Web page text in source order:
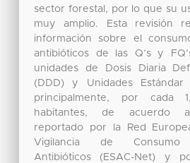
sector forestal, por lo que su
muy amplio. Esta revisión
información sobre el
antibióticos de las Q’s y
unidades de Dosis Diaria
(DDD) y Unidades Estándar
principalmente, por cada
habitantes, de acuerdo
reportado por la Red
Vigilancia de
Antibióticos (ESAC-Net) y